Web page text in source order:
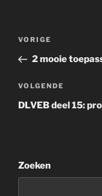
Bericht
Vorig
bericht
VORIGE
2 mooie
Volgend
bericht
VOLGENDE
DLVEB deel 15:
Zoeken